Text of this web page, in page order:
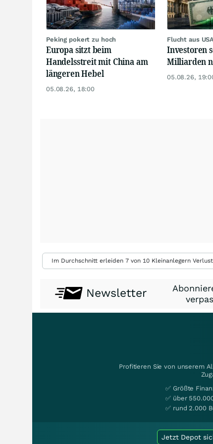
Peking pokert zu hoch
Europa sitzt beim
Handelsstreit mit China am
längeren Hebel
05.08.26, 18:00
Flucht aus USA
Investoren
Milliarden
05.08.26,
Im Durchschnitt erleiden 7 von 10 Kleinanlegern
Newsletter
Profitieren Sie von unserem
✅ Größte
✅ über
✅ rund 2.000
Jetzt Depot